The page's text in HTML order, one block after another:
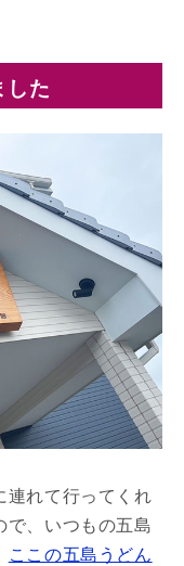
した
連れて行ってくれ
で、いつもの五島
ここの五島うどん